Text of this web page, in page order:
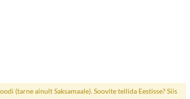
(tarne ainult Saksamaale). Soovite tellida Eestisse? Siis